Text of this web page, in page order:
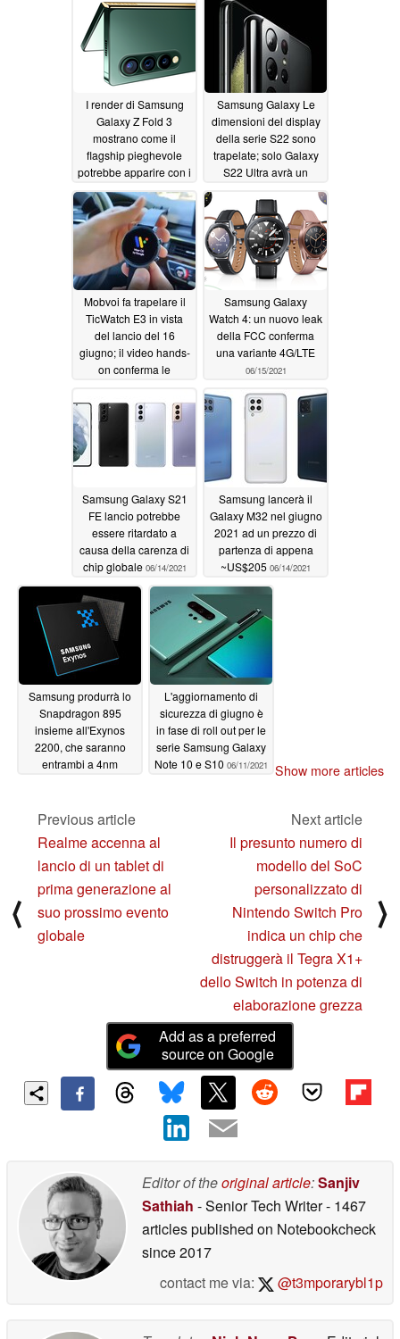
06/21/2021
I render di Samsung
Galaxy Z Fold 3
mostrano come il
flagship pieghevole
potrebbe apparire con i
bordi piatti06/17/2021
Samsung Galaxy Le
dimensioni del display
della serie S22 sono
trapelate; solo Galaxy
S22 Ultra avrà un
pannello posteriore in
vetro06/15/2021
Mobvoi fa trapelare il
TicWatch E3 in vista
del lancio del 16
giugno; il video hands-
on conferma le
Samsung Galaxy
Watch 4: un nuovo leak
della FCC conferma
una variante 4G/LTE
06/15/2021
Samsung Galaxy S21
FE lancio potrebbe
essere ritardato a
causa della carenza di
chip globale 06/14/2021
Samsung lancerà il
Galaxy M32 nel giugno
2021 ad un prezzo di
partenza di appena
~US$205 06/14/2021
Samsung produrrà lo
Snapdragon 895
insieme all'Exynos
2200, che saranno
entrambi a 4nm
L'aggiornamento di
sicurezza di giugno è
in fase di roll out per le
serie Samsung Galaxy
Note 10 e S10 06/11/2021 Show more articles
⟨
Previous article
Realme accenna al
lancio di un tablet di
prima generazione al
suo prossimo evento
globale
Next article
Il presunto numero di
modello del SoC
personalizzato di
Nintendo Switch Pro
indica un chip che
distruggerà il Tegra X1+
dello Switch in potenza di
elaborazione grezza
⟩
Add as a preferred
source on Google
Editor of theoriginal article:Sanjiv
Sathiah - Senior Tech Writer- 1467
articles published on Notebookcheck
since 2017
contact me via:
@t3mporarybl1p